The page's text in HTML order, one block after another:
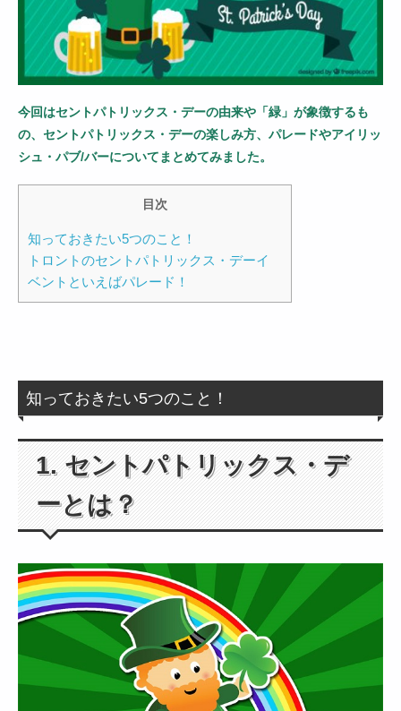
今回はセントパトリックス・デーの由来や「緑」が象徴するも
の、セントパトリックス・デーの楽しみ方、パレードやアイリッ
シュ・パブ/バーについてまとめてみました。
目次
知っておきたい5つのこと！
トロントのセントパトリックス・デーイ
ベントといえばパレード！
知っておきたい5つのこと！
1. セントパトリックス・デ
ーとは？